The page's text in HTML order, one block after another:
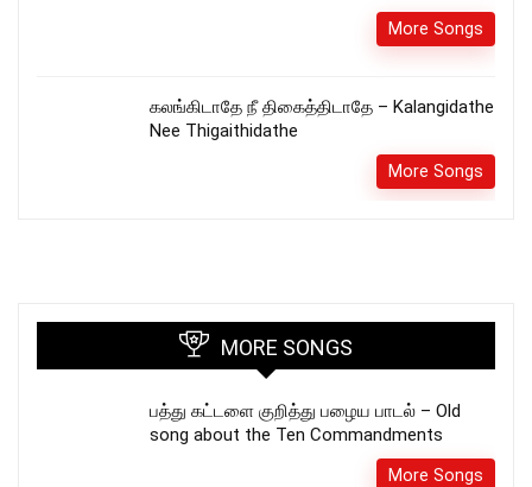
More Songs
கலங்கிடாதே நீ திகைத்திடாதே – Kalangidathe
Nee Thigaithidathe
More Songs
MORE SONGS
பத்து கட்டளை குறித்து பழைய பாடல் – Old
song about the Ten Commandments
More Songs